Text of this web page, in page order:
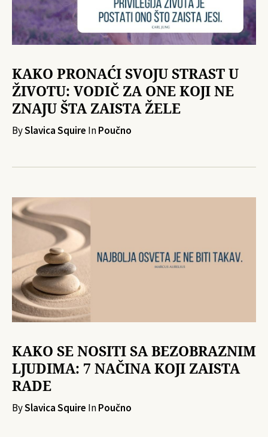
KAKO PRONAĆI SVOJU STRAST U
ŽIVOTU: VODIČ ZA ONE KOJI NE
ZNAJU ŠTA ZAISTA ŽELE
BySlavica Squire InPoučno
KAKO SE NOSITI SA BEZOBRAZNIM
LJUDIMA: 7 NAČINA KOJI ZAISTA
RADE
BySlavica Squire InPoučno